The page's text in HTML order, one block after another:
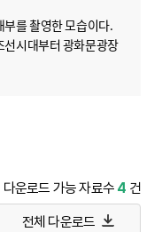
를 촬영한 모습이다.
선시대부터 광화문광장
다운로드 가능 자료수 4 건
전체 다운로드